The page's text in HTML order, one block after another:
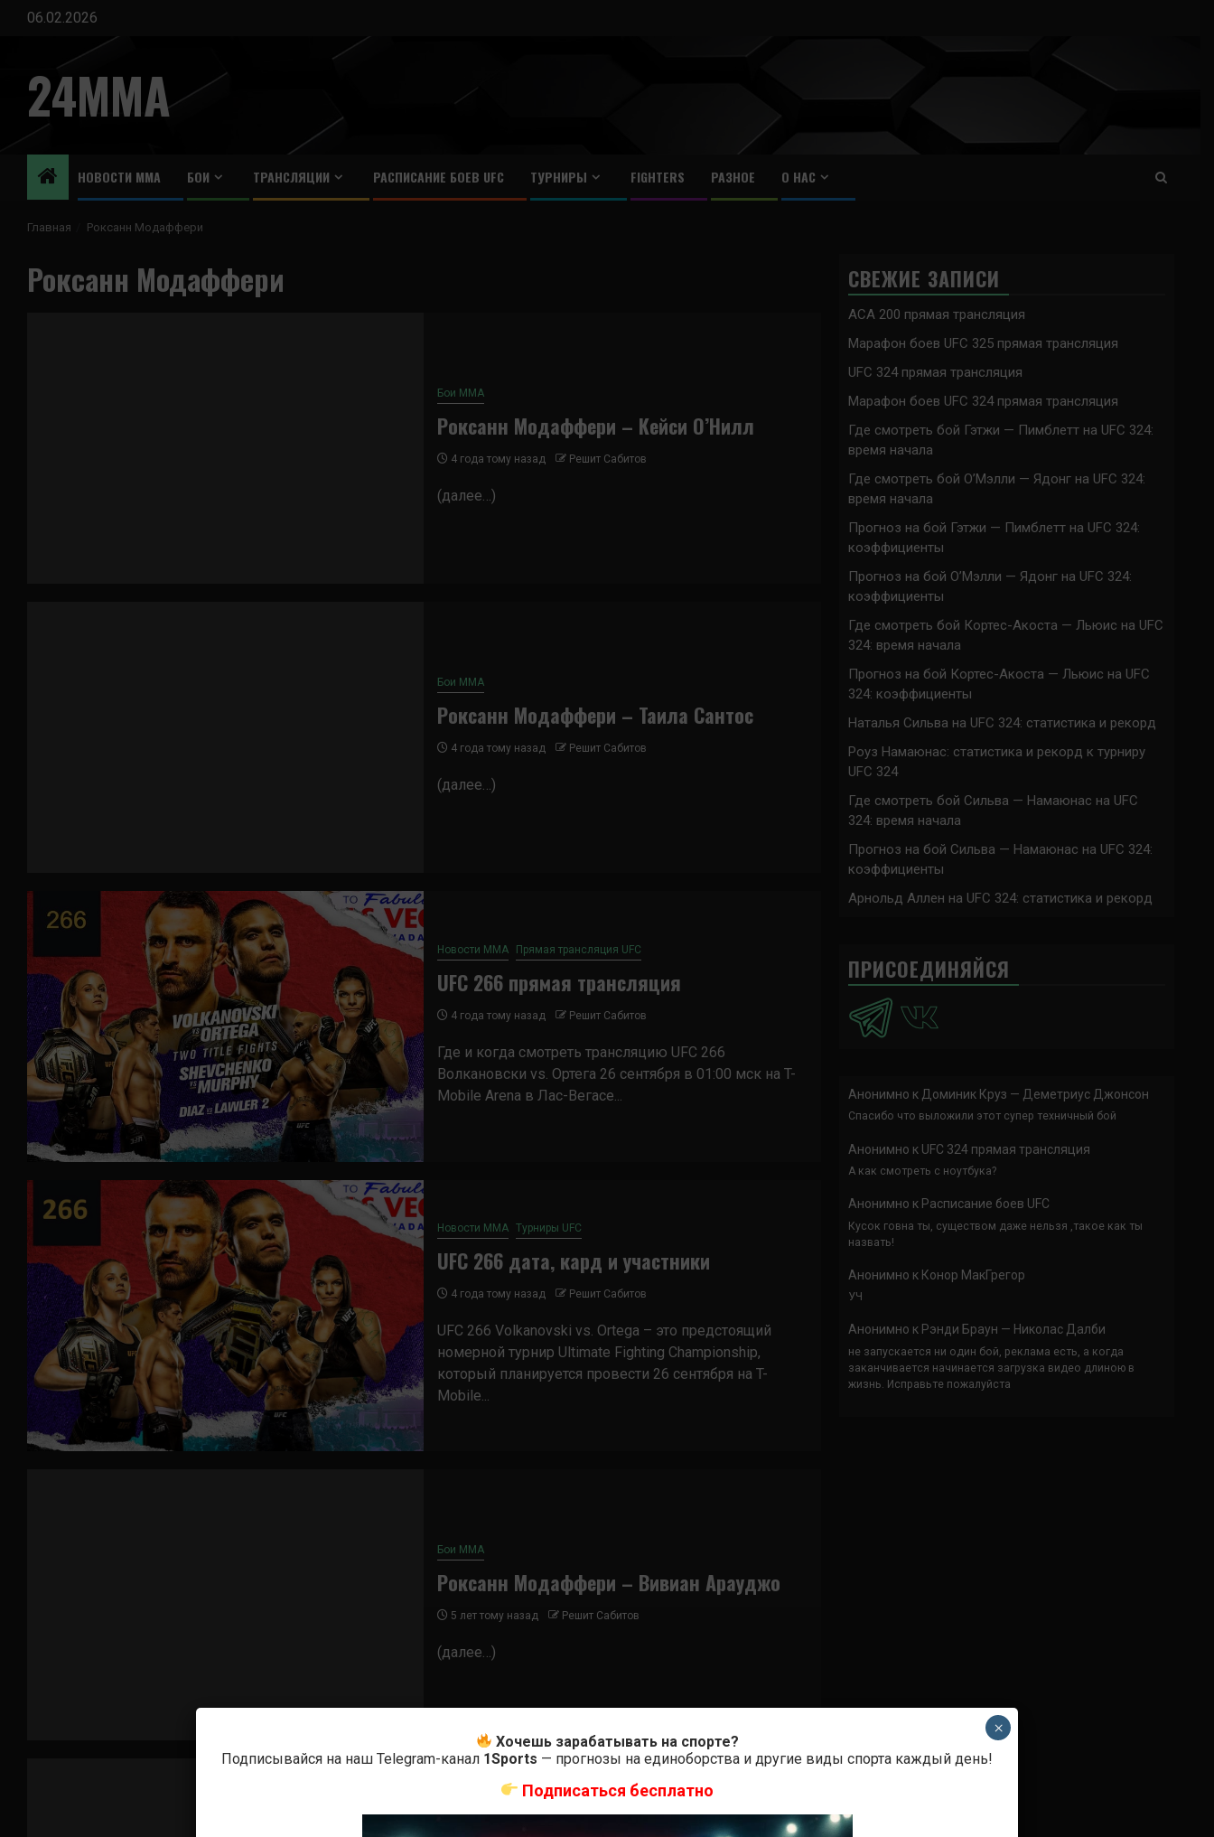
Перейти
содержимому
06.02.2026
24MMA
НОВОСТИ ММА БОИ ТРАНСЛЯЦИИ РАСПИСАНИЕ БОЕВ UFC ТУРНИРЫ FIGHTERS РАЗНОЕ О НАС
Главная Роксанн Модаффери
Роксанн Модаффери
Бои ММА
Роксанн Модаффери – Кейси О’Нилл
4 года тому назад Решит Сабитов
(далее…)
Бои ММА
Роксанн Модаффери – Таила Сантос
4 года тому назад Решит Сабитов
(далее…)
Новости ММА Прямая трансляция UFC
UFC 266 прямая трансляция
4 года тому назад Решит Сабитов
Где и когда смотреть трансляцию UFC 266
Волкановски vs. Ортега 26 сентября в 01:00 мск на T-
Mobile Arena в Лас-Вегасе...
Новости ММА Турниры UFC
UFC 266 дата, кард и участники
4 года тому назад Решит Сабитов
UFC 266 Volkanovski vs. Ortega – это предстоящий
номерной турнир Ultimate Fighting Championship,
который планируется провести 26 сентября на T-
Mobile...
Бои ММА
Роксанн Модаффери – Вивиан Арауджо
5 лет тому назад Решит Сабитов
(далее…)
СВЕЖИЕ ЗАПИСИ
ACA 200 прямая трансляция
Марафон боев UFC 325 прямая трансляция
UFC 324 прямая трансляция
Марафон боев UFC 324 прямая трансляция
Где смотреть бой Гэтжи — Пимблетт на UFC 324:
время начала
Где смотреть бой О’Мэлли — Ядонг на UFC 324:
время начала
Прогноз на бой Гэтжи — Пимблетт на UFC 324:
коэффициенты
Прогноз на бой О’Мэлли — Ядонг на UFC 324:
коэффициенты
Где смотреть бой Кортес-Акоста — Льюис на UFC
324: время начала
Прогноз на бой Кортес-Акоста — Льюис на UFC
324: коэффициенты
Наталья Сильва на UFC 324: статистика и рекорд
Роуз Намаюнас: статистика и рекорд к турниру
UFC 324
Где смотреть бой Сильва — Намаюнас на UFC
324: время начала
Прогноз на бой Сильва — Намаюнас на UFC 324:
коэффициенты
Арнольд Аллен на UFC 324: статистика и рекорд
ПРИСОЕДИНЯЙСЯ
Анонимно к Доминик Круз — Деметриус Джонсон
Спасибо что выложили этот супер техничный бой
Анонимно к UFC 324 прямая трансляция
А как смотреть с ноутбука?
Анонимно к Расписание боев UFC
Кусок говна ты, существом даже нельзя ,такое как ты
назвать!
Анонимно к Конор МакГрегор
УЧ
Анонимно к Рэнди Браун — Николас Далби
не запускается ни один бой, реклама есть, а когда
заканчивается начинается загрузка видео длиною в
жизнь. Исправьте пожалуйста
Хочешь зарабатывать на спорте?
Подписывайся на наш Telegram-канал 1Sports — прогнозы на единоборства и другие виды спорта каждый день!
Подписаться бесплатно
×